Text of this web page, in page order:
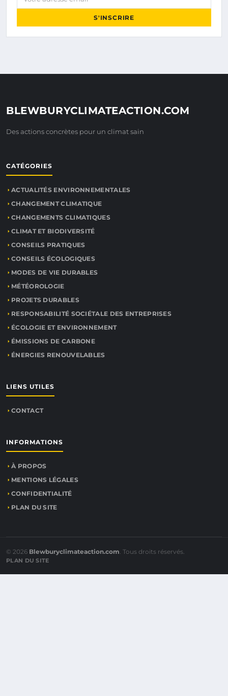
S'INSCRIRE
BLEWBURYCLIMATEACTION.COM
Des actions concrètes pour un climat sain
CATÉGORIES
ACTUALITÉS ENVIRONNEMENTALES
CHANGEMENT CLIMATIQUE
CHANGEMENTS CLIMATIQUES
CLIMAT ET BIODIVERSITÉ
CONSEILS PRATIQUES
CONSEILS ÉCOLOGIQUES
MODES DE VIE DURABLES
MÉTÉOROLOGIE
PROJETS DURABLES
RESPONSABILITÉ SOCIÉTALE DES ENTREPRISES
ÉCOLOGIE ET ENVIRONNEMENT
ÉMISSIONS DE CARBONE
ÉNERGIES RENOUVELABLES
LIENS UTILES
CONTACT
INFORMATIONS
À PROPOS
MENTIONS LÉGALES
CONFIDENTIALITÉ
PLAN DU SITE
© 2026 Blewburyclimateaction.com. Tous droits réservés.
PLAN DU SITE